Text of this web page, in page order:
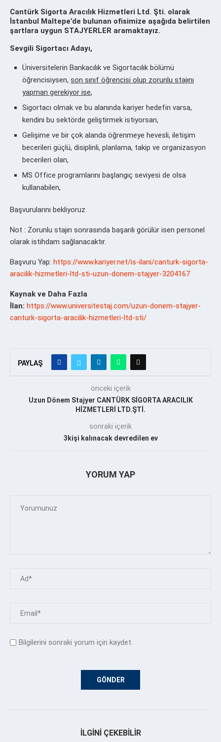
Cantürk Sigorta Aracılık Hizmetleri Ltd. Şti. olarak
İstanbul Maltepe’de bulunan ofisimize aşağıda belirtilen
şartlara uygun STAJYERLER aramaktayız.
Sevgili Sigortacı Adayı,
Üniversitelerin Bankacılık ve Sigortacılık bölümü
öğrencisiysen, son sınıf öğrencisi olup zorunlu stajını
yapman gerekiyor ise,
Sigortacı olmak ve bu alanında kariyer hedefin varsa,
kendini bu sektörde geliştirmek istiyorsan,
Gelişime ve bir çok alanda öğrenmeye hevesli, iletişim
becerileri güçlü, disiplinli, planlama, takip ve organizasyon
becerileri olan,
MS Office programlarını başlangıç seviyesi de olsa
kullanabilen,
Başvurularını bekliyoruz.
Not : Zorunlu stajın sonrasında başarılı görülür isen personel
olarak istihdam sağlanacaktır.
Başvuru Yap: https://www.kariyer.net/is-ilani/canturk-sigorta-
aracilik-hizmetleri-ltd-sti-uzun-donem-stajyer-3204167
Kaynak ve Daha Fazla
İlan: https://www.universitestaj.com/uzun-donem-stajyer-
canturk-sigorta-aracilik-hizmetleri-ltd-sti/
PAYLAŞ
önceki içerik
Uzun Dönem Stajyer CANTÜRK SİGORTA ARACILIK
HİZMETLERİ LTD.ŞTİ.
sonraki içerik
3kişi kalınacak devredilen ev
YORUM YAP
Bilgilerini sonraki yorum için kaydet.
İLGINI ÇEKEBILIR